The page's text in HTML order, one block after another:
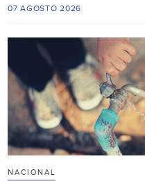
07 AGOSTO 2026
NACIONAL